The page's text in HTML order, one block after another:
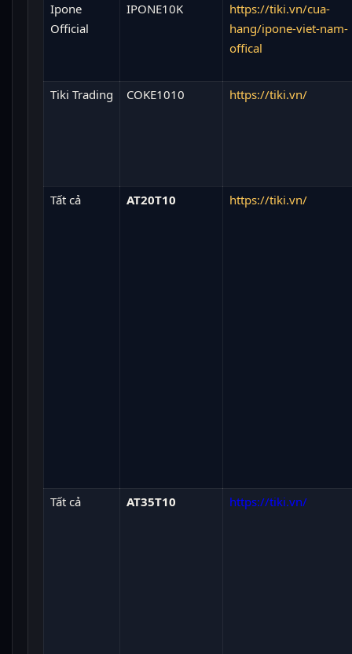
Ipone
Official
IPONE10K
https://tiki.vn/cua-
hang/ipone-viet-nam-
offical
Tiki Trading COKE1010 https://tiki.vn/
Tất cả AT20T10 https://tiki.vn/
Tất cả AT35T10 https://tiki.vn/